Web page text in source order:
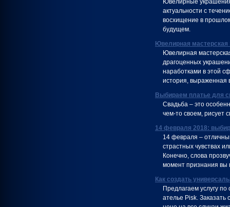
Ювелирные
актуальности с
восхищение в
будущем.
Ювелирная мастерская
Ювелирная
драгоценных
наработками в этой
история, выраженная
Выбираем платье для
Свадьба – это
чем-то своем, рисует
14 февраля 2018:
14 февраля –
страстных чувствах
Конечно, слова
момент признания вы
Как создать
Предлагаем услугу
ателье Pisk. Заказать